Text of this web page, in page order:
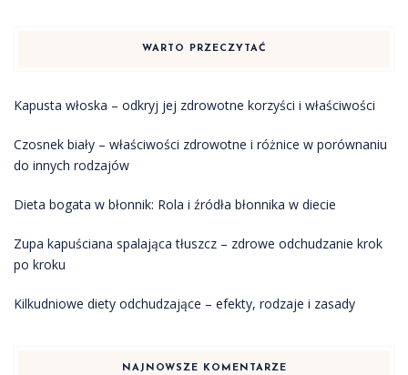
WARTO PRZECZYTAĆ
Kapusta włoska – odkryj jej zdrowotne korzyści i właściwości
Czosnek biały – właściwości zdrowotne i różnice w porównaniu
do innych rodzajów
Dieta bogata w błonnik: Rola i źródła błonnika w diecie
Zupa kapuściana spalająca tłuszcz – zdrowe odchudzanie krok
po kroku
Kilkudniowe diety odchudzające – efekty, rodzaje i zasady
NAJNOWSZE KOMENTARZE